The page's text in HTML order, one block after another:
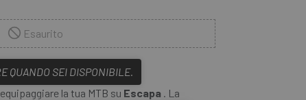
Esaurito
QUANDO SEI DISPONIBILE.
la tua MTB su Escapa . La